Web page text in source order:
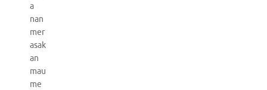
a
nan
mer
asak
an
mau
me